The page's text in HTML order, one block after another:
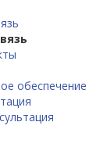
обеспечение